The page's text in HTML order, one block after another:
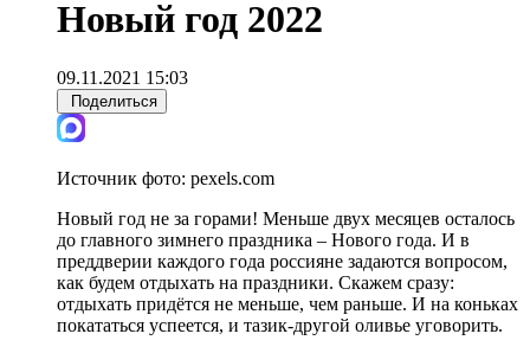
Новый год 2022
09.11.2021 15:03
Поделиться
Источник фото: pexels.com
Новый год не за горами! Меньше двух месяцев осталось
до главного зимнего праздника – Нового года. И в
преддверии каждого года россияне задаются вопросом,
как будем отдыхать на праздники. Скажем сразу:
отдыхать придётся не меньше, чем раньше. И на коньках
покататься успеется, и тазик-другой оливье уговорить.